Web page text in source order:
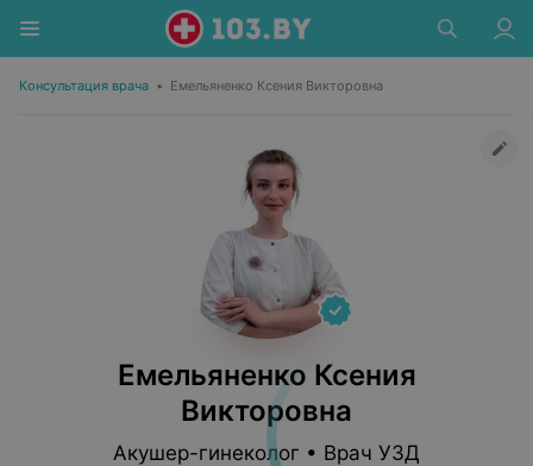
Консультация врача • Емельяненко Ксения Викторовна
Емельяненко Ксения
Викторовна
Акушер-гинеколог • Врач УЗД